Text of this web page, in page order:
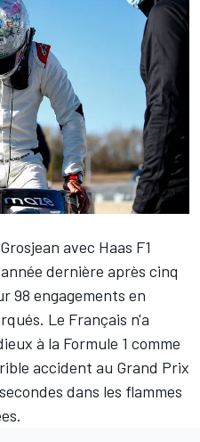
avec Haas F1
dernière après cinq
98 engagements en
Le Français n'a
à la Formule 1 comme
accident au Grand Prix
dans les flammes